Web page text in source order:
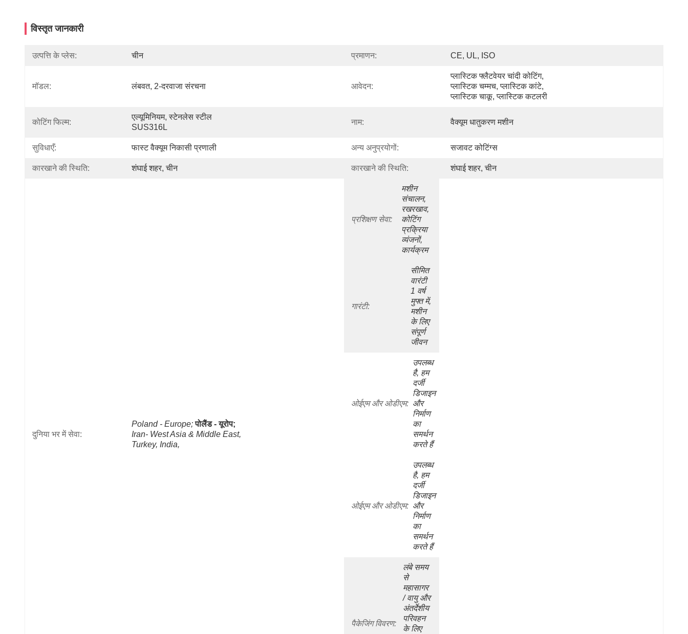
विस्तृत जानकारी
उत्पत्ति के प्लेस: चीन प्रमाणन: CE, UL, ISO
मॉडल: लंबवत, 2-दरवाजा संरचना आवेदन:
प्लास्टिक फ्लैटवेयर चांदी कोटिंग,
प्लास्टिक चम्मच, प्लास्टिक कांटे,
प्लास्टिक चाकू, प्लास्टिक कटलरी
कोटिंग फिल्म:
एल्यूमिनियम, स्टेनलेस स्टील
SUS316L
नाम: वैक्यूम धातुकरण मशीन
सुविधाएँ: फास्ट वैक्यूम निकासी प्रणाली अन्य अनुप्रयोगों: सजावट कोटिंग्स
कारखाने की स्थिति: शंघाई शहर, चीन कारखाने की स्थिति: शंघाई शहर, चीन
दुनिया भर में सेवा:
Poland - Europe; पोलैंड - यूरोप;
Iran- West Asia & Middle East,
Turkey, India,
प्रशिक्षण सेवा:
मशीन
संचालन,
रखरखाव,
कोटिंग
प्रक्रिया
व्यंजनों,
कार्यक्रम
गारंटी:
सीमित
वारंटी
1 वर्ष
मुफ्त में,
मशीन
के लिए
संपूर्ण
जीवन
ओईएम और ओडीएम:
उपलब्ध
है, हम
दर्जी
डिजाइन
और
निर्माण
का
समर्थन
करते हैं
ओईएम और ओडीएम:
उपलब्ध
है, हम
दर्जी
डिजाइन
और
निर्माण
का
समर्थन
करते हैं
पैकेजिंग विवरण:
लंबे समय
से
महासागर
/ वायु और
अंतर्देशीय
परिवहन
के लिए